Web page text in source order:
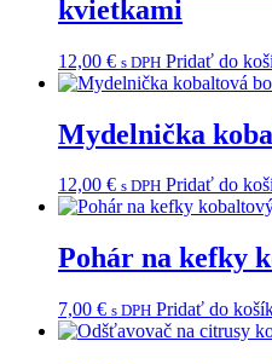
kvietkami
12,00 € s DPH Pridať do
Mydelnička
12,00 € s DPH Pridať do
Pohár na kefky
7,00 € s DPH Pridať do